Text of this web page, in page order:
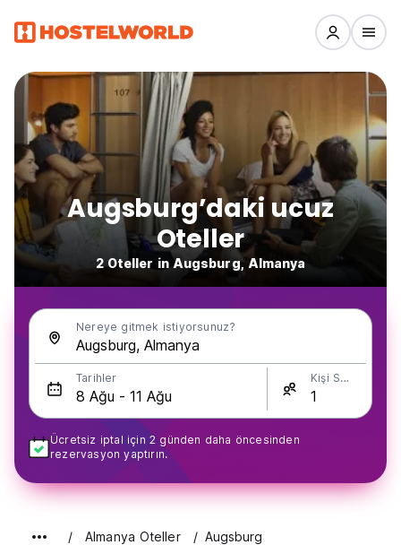
Augsburg’daki ucuz
Oteller
2 Oteller in Augsburg, Almanya
Nereye gitmek istiyorsunuz?
Tarihler Kişi Sayısı
Ücretsiz iptal için 2 günden daha öncesinden
rezervasyon yaptırın.
Almanya Oteller Augsburg